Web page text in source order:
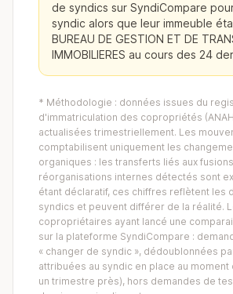
de syndics sur SyndiCompare
syndic alors que leur immeuble
BUREAU DE GESTION ET DE
IMMOBILIERES au cours des 24
* Méthodologie : données issues du
d'immatriculation des copropriétés
actualisées trimestriellement. Les
comptabilisent uniquement les
organiques : les transferts liés aux
réorganisations internes détectés sont
étant déclaratif, ces chiffres reflètent les
syndics et peuvent différer de la réalité.
copropriétaires ayant lancé une
sur la plateforme SyndiCompare :
« changer de syndic », dédoublonnées
attribuées au syndic en place au moment
un trimestre près), hors demandes de